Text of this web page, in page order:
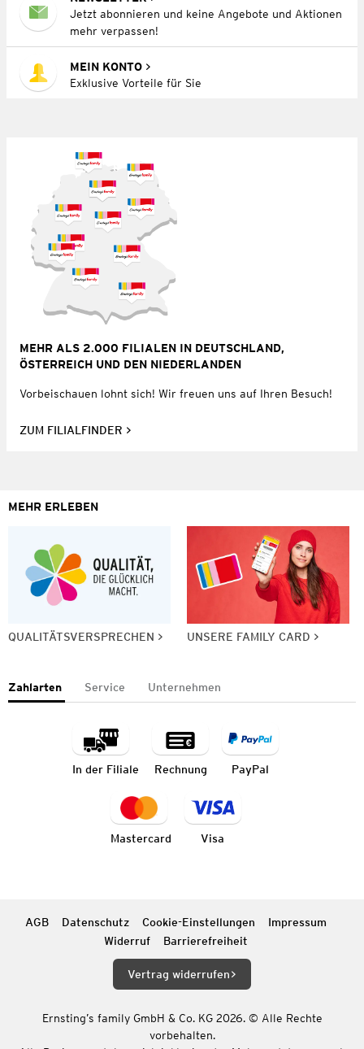
Jetzt abonnieren und keine Angebote und Aktionen
mehr verpassen!
MEIN KONTO
Exklusive Vorteile für Sie
MEHR ALS 2.000 FILIALEN IN DEUTSCHLAND,
ÖSTERREICH UND DEN NIEDERLANDEN
Vorbeischauen lohnt sich! Wir freuen uns auf Ihren Besuch!
ZUM FILIALFINDER
MEHR ERLEBEN
QUALITÄTSVERSPRECHEN UNSERE FAMILY CARD
Zahlarten Service Unternehmen
In der Filiale Rechnung PayPal
Mastercard Visa
AGB Datenschutz Cookie-Einstellungen
Impressum
Widerruf
Barrierefreiheit
Vertrag widerrufen
Ernsting’s family GmbH & Co. KG 2026. © Alle Rechte
vorbehalten.